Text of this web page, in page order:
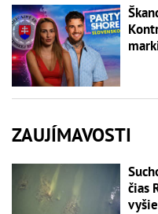
ZAUJÍMAVOSTI
čias